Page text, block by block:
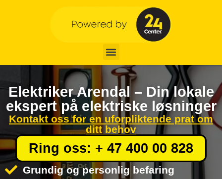
Elektriker Arendal – Din lokale
ekspert på elektriske løsninger
Kontakt oss for en uforpliktende prat om
ditt behov
Ring oss: + 47 400 00 828
Grundig og personlig befaring